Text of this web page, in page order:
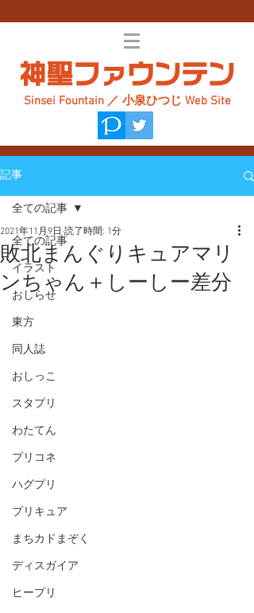
神聖ファウンテン
Sinsei Fountain ／ 小泉ひつじ Web Site
記事
全ての記事
イラスト
おしらせ
東方
同人誌
おしっこ
スタプリ
わたてん
プリコネ
ハグプリ
プリキュア
まちカドまぞく
ディスガイア
ヒープリ
全ての記事
敗北まんぐりキュアマリ
ンちゃん＋しーしー差分
2021年11月9日 読了時間: 1分